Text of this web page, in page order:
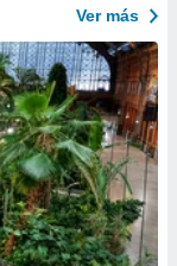
Ver más